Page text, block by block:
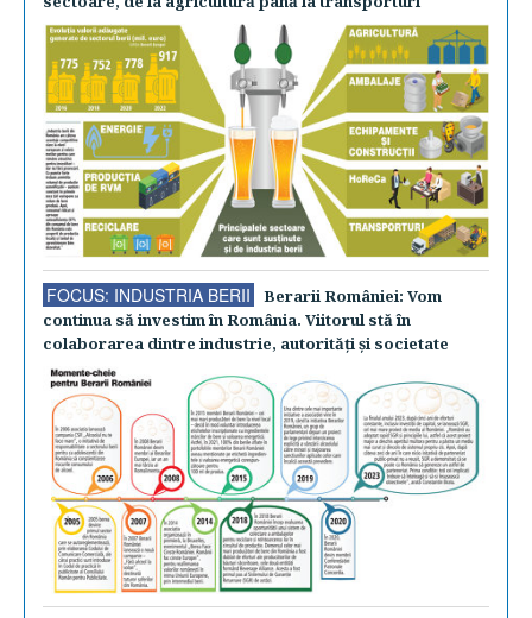
FOCUS: INDUSTRIA BERII
Berarii României: Vom
continua să investim în România. Viitorul stă în
colaborarea dintre industrie, autorităţi şi societate